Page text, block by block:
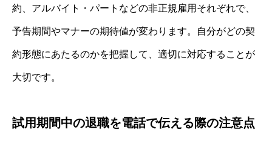
約、アルバイト・パートなどの非正規雇用それぞれで、
予告期間やマナーの期待値が変わります。自分がどの契
約形態にあたるのかを把握して、適切に対応することが
大切です。
試用期間中の退職を電話で伝える際の注意点